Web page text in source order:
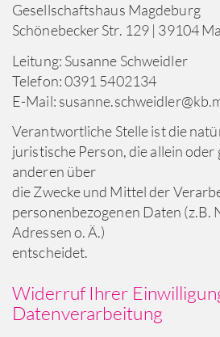
Gesellschaftshaus Magdeburg
Schönebecker Str. 129 | 39104
Leitung: Susanne Schweidler
Telefon: 0391 5402134
E-Mail:
Verantwortliche Stelle ist die
juristische Person, die allein oder
anderen über
die Zwecke und Mittel der
personenbezogenen Daten (z.B.
Adressen o. Ä.)
entscheidet.
Widerruf Ihrer
Datenverarbeitung